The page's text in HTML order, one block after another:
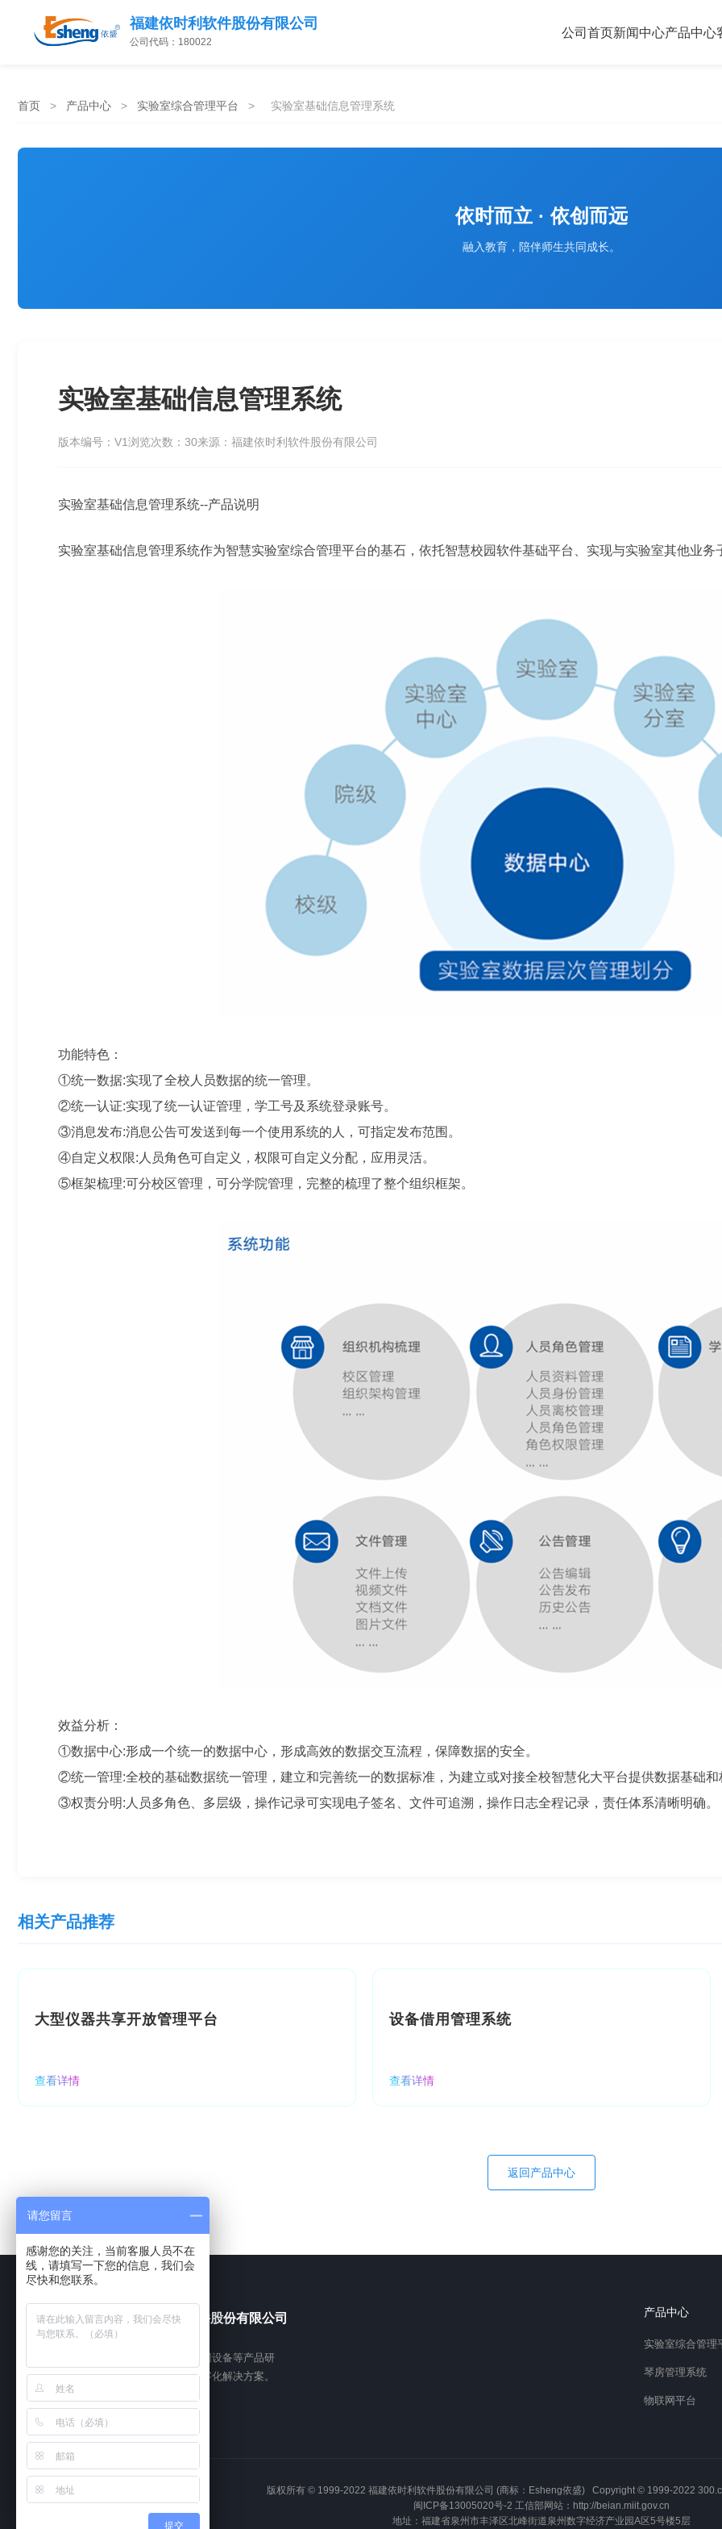
福建依时利软件股份有限公司
公司代码：180022
公司首页新闻中心产品中心
首页 > 产品中心 > 实验室综合管理平台 > 实验室基础信息管理系统
依时而立 · 依创而远
融入教育，陪伴师生共同成长。
实验室基础信息管理系统
版本编号：V1浏览次数：30来源：福建依时利软件股份有限公司
实验室基础信息管理系统--产品说明
实验室基础信息管理系统作为智慧实验室综合管理平台的基石，依托智慧校园软件基础平台、实现与实验室其他业
功能特色：
①统一数据:实现了全校人员数据的统一管理。
②统一认证:实现了统一认证管理，学工号及系统登录账号。
③消息发布:消息公告可发送到每一个使用系统的人，可指定发布范围。
④自定义权限:人员角色可自定义，权限可自定义分配，应用灵活。
⑤框架梳理:可分校区管理，可分学院管理，完整的梳理了整个组织框架。
效益分析：
①数据中心:形成一个统一的数据中心，形成高效的数据交互流程，保障数据的安全。
②统一管理:全校的基础数据统一管理，建立和完善统一的数据标准，为建立或对接全校智慧化大平台提供数据基础和
③权责分明:人员多角色、多层级，操作记录可实现电子签名、文件可追溯，操作日志全程记录，责任体系清晰明确。
相关产品推荐
大型仪器共享开放管理平台
查看详情
设备借用管理系统
查看详情
返回产品中心
福建依时利软件股份有限公司
专注于智慧实验室、智慧琴房、物联网设备等产品研
发与服务，为高校及各类机构提供数字化解决方案。
产品中心
实验室综合管理
琴房管理系统
物联网平台
版权所有 © 1999-2022 福建依时利软件股份有限公司 (商标：Esheng依盛) Copyright © 1999-2022
闽ICP备13005020号-2 工信部网站： http://beian.miit.gov.cn
地址：福建省泉州市丰泽区北峰街道泉州数字经济产业园A区5号楼5层
请您留言
感谢您的关注，当前客服人员不在
线，请填写一下您的信息，我们会
尽快和您联系。
提交